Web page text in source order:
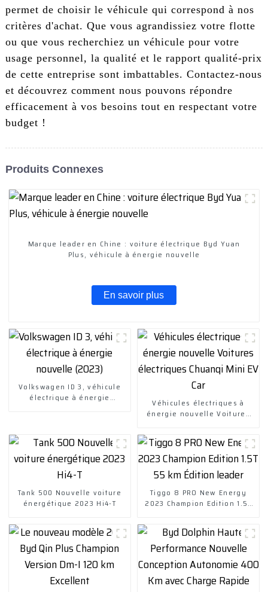
permet de choisir le véhicule qui correspond à nos
critères d'achat. Que vous agrandissiez votre flotte
ou que vous recherchiez un véhicule pour votre
usage personnel, la qualité et le rapport qualité-prix
de cette entreprise sont imbattables. Contactez-nous
et découvrez comment nous pouvons répondre
efficacement à vos besoins tout en respectant votre
budget !
Produits Connexes
Marque leader en Chine : voiture électrique Byd Yuan
Plus, véhicule à énergie nouvelle
En savoir plus
Volkswagen ID 3, véhicule
électrique à énergie
Véhicules électriques à
énergie nouvelle Voitures
Tank 500 Nouvelle voiture
énergétique 2023 Hi4-T
Tiggo 8 PRO New Energy
2023 Champion Edition 1.5T